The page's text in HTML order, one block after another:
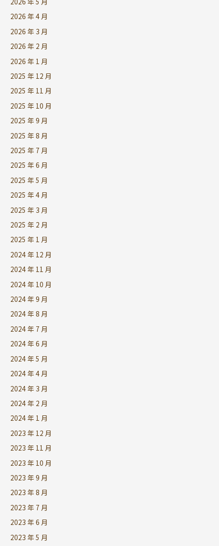
2026 年 4 月
2026 年 3 月
2026 年 2 月
2026 年 1 月
2025 年 12 月
2025 年 11 月
2025 年 10 月
2025 年 9 月
2025 年 8 月
2025 年 7 月
2025 年 6 月
2025 年 5 月
2025 年 4 月
2025 年 3 月
2025 年 2 月
2025 年 1 月
2024 年 12 月
2024 年 11 月
2024 年 10 月
2024 年 9 月
2024 年 8 月
2024 年 7 月
2024 年 6 月
2024 年 5 月
2024 年 4 月
2024 年 3 月
2024 年 2 月
2024 年 1 月
2023 年 12 月
2023 年 11 月
2023 年 10 月
2023 年 9 月
2023 年 8 月
2023 年 7 月
2023 年 6 月
2023 年 5 月